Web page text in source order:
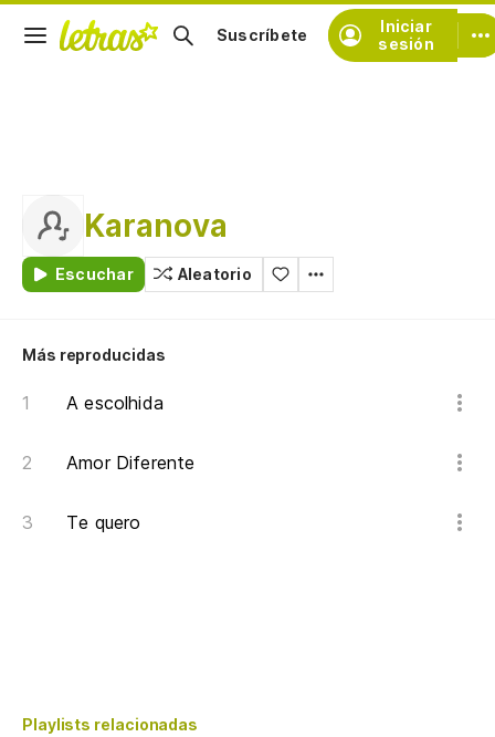
Iniciar
sesión
Suscríbete
Karanova
Escuchar Aleatorio
Más reproducidas
A escolhida
Amor Diferente
Te quero
Playlists relacionadas